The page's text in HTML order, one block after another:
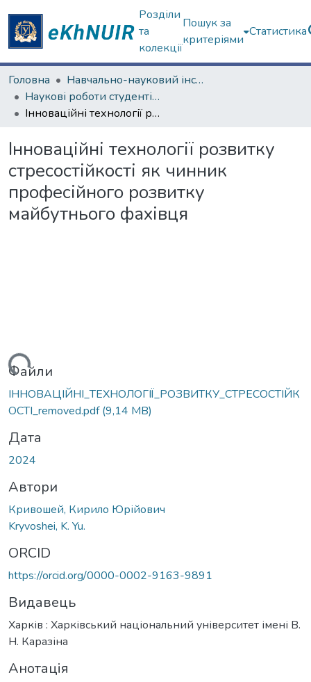
Розділи
та
колекції
Пошук за
критеріями
Статистика
Головна
Навчально-науковий інститут міжнародної освіти
Наукові роботи студентів та аспірантів. Навчально-науковий інститут міжнародної освіти
Інноваційні технології розвитку стресостійкості як чинник професійного розвитку майбутнього фахівця
Інноваційні технології розвитку
стресостійкості як чинник
професійного розвитку
майбутнього фахівця
Файли
ІННОВАЦІЙНІ_ТЕХНОЛОГІЇ_РОЗВИТКУ_СТРЕСОСТІЙК
ОСТІ_removed.pdf(9,14 MB)
Дата
2024
Автори
Кривошей, Кирило Юрійович
Kryvoshei, K. Yu.
ORCID
https://orcid.org/0000-0002-9163-9891
Видавець
Харків : Харківський національний університет імені В.
Н. Каразіна
Анотація